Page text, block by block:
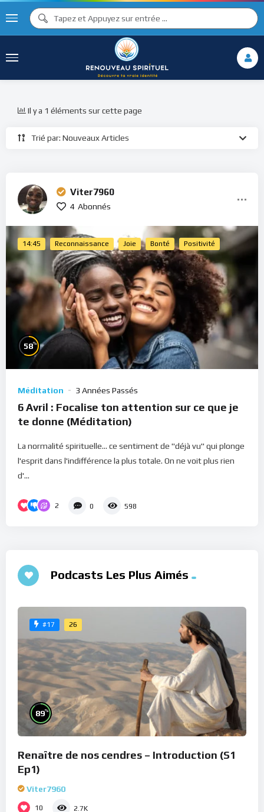
Trié par: Nouveaux Articles
Il y a 1 éléments sur cette page
Viter7960
4 Abonnés
14:45 Reconnaissance Joie Bonté Positivité
58%
Méditation 3 Années Passés
6 Avril : Focalise ton attention sur ce que je
te donne (Méditation)
La normalité spirituelle... ce sentiment de "déjà vu" qui plonge
l'esprit dans l'indifférence la plus totale. On ne voit plus rien
d'...
2 0 598
Podcasts Les Plus Aimés
#17 26
89%
Renaître de nos cendres – Introduction (S1
Ep1)
Viter7960
10 2.7K